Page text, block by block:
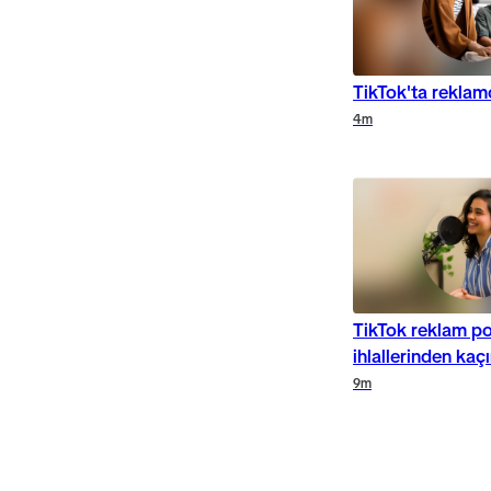
TikTok'ta
4m
TikTok reklam
ihlallerinden
9m